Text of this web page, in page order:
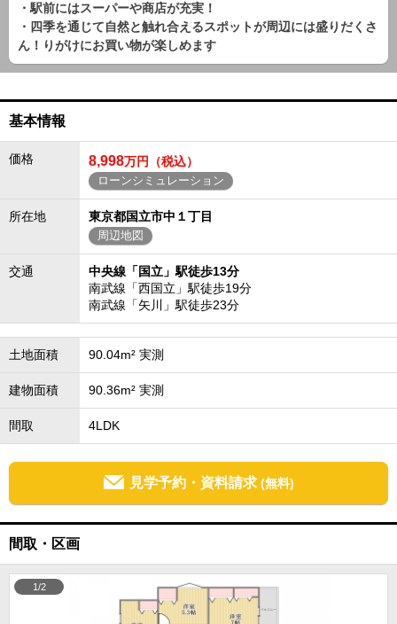
・駅前にはスーパーや商店が充実！
・四季を通じて自然と触れ合えるスポットが周辺には盛りだくさ
ん！りがけにお買い物が楽しめます
基本情報
価格 8,998万円（税込）
ローンシミュレーション
所在地 東京都国立市中１丁目
周辺地図
交通
中央線「国立」駅徒歩13分
南武線「西国立」駅徒歩19分
南武線「矢川」駅徒歩23分
土地面積 90.04m² 実測
建物面積 90.36m² 実測
間取 4LDK
見学予約・資料請求 (無料)
間取・区画
1/2